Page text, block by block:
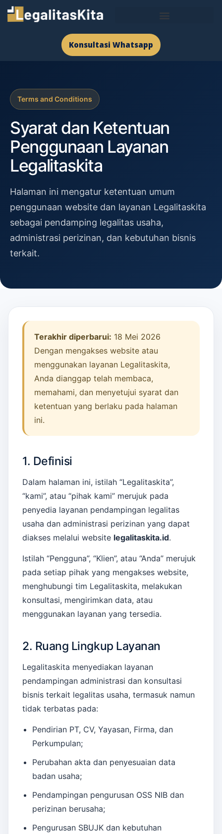
Konsultasi Whatsapp
Terms and Conditions
Syarat dan Ketentuan
Penggunaan Layanan
Legalitaskita
Halaman ini mengatur ketentuan umum
penggunaan website dan layanan Legalitaskita
sebagai pendamping legalitas usaha,
administrasi perizinan, dan kebutuhan bisnis
terkait.
Terakhir diperbarui: 18 Mei 2026
Dengan mengakses website atau
menggunakan layanan Legalitaskita,
Anda dianggap telah membaca,
memahami, dan menyetujui syarat dan
ketentuan yang berlaku pada halaman
ini.
1. Definisi
Dalam halaman ini, istilah “Legalitaskita”,
“kami”, atau “pihak kami” merujuk pada
penyedia layanan pendampingan legalitas
usaha dan administrasi perizinan yang dapat
diakses melalui website legalitaskita.id.
Istilah “Pengguna”, “Klien”, atau “Anda” merujuk
pada setiap pihak yang mengakses website,
menghubungi tim Legalitaskita, melakukan
konsultasi, mengirimkan data, atau
menggunakan layanan yang tersedia.
2. Ruang Lingkup Layanan
Legalitaskita menyediakan layanan
pendampingan administrasi dan konsultasi
bisnis terkait legalitas usaha, termasuk namun
tidak terbatas pada:
Pendirian PT, CV, Yayasan, Firma, dan
Perkumpulan;
Perubahan akta dan penyesuaian data
badan usaha;
Pendampingan pengurusan OSS NIB dan
perizinan berusaha;
Pengurusan SBUJK dan kebutuhan